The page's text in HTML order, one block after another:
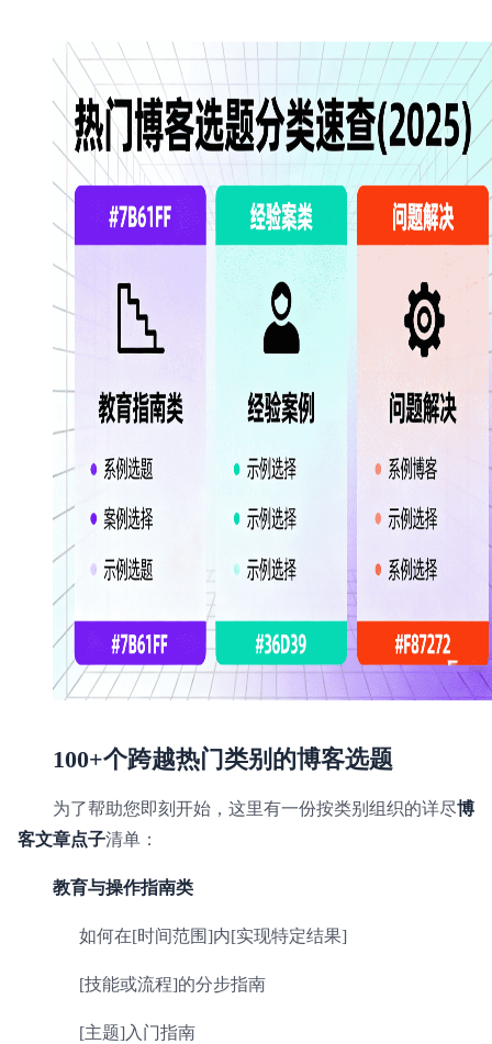
100+个跨越热门类别的博客选题
为了帮助您即刻开始，这里有一份按类别组织的详尽博
客文章点子清单：
教育与操作指南类
如何在[时间范围]内[实现特定结果]
[技能或流程]的分步指南
[主题]入门指南